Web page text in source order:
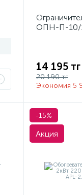
ОПН-П-10/
14 195 тг
20 190 тг
Экономия 5
-15%
Акция